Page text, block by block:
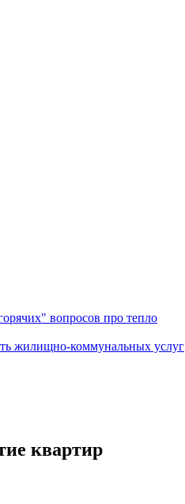
вопросов про тепло
жилищно-коммунальных услуг
квартир